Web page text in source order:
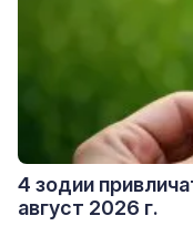
4 зодии
август 2026 г.